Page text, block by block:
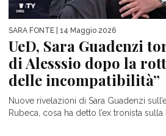
SARA FONTE | 14 Maggio 2026
UeD, Sara Guadenzi
di Alesssio dopo la
delle incompatibilità”
Nuove rivelazioni di Sara Guadenzi
Rubeca, cosa ha detto l’ex tronista